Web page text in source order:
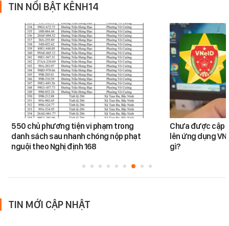
TIN NỔI BẬT KÊNH14
550 chủ phương tiện vi phạm trong
danh sách sau nhanh chóng nộp phạt
nguội theo Nghị định 168
Chưa được cập
lên ứng dụng
gì?
TIN MỚI CẬP NHẬT